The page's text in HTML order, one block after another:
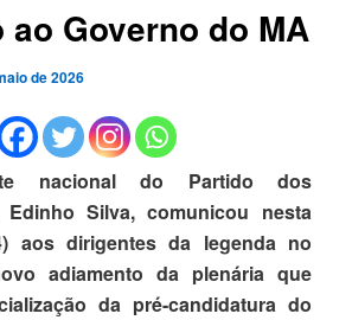
ao Governo do MA
de 2026
nacional do Partido dos
Edinho Silva, comunicou nesta
aos dirigentes da legenda no
adiamento da plenária que
da pré-candidatura do